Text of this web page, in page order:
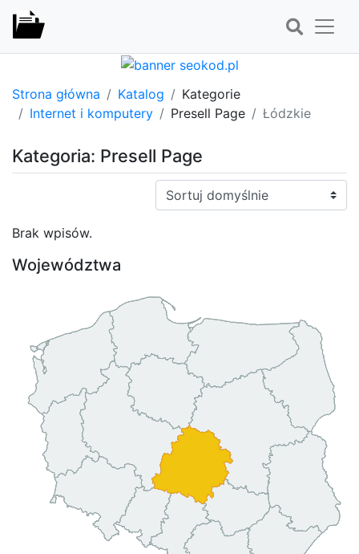
Strona główna Katalog
Kategorie
Internet i komputery
Presell Page Łódzkie
Kategoria: Presell Page
Sortuj:
Brak wpisów.
Województwa